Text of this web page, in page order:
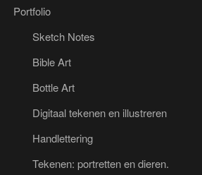
Portfolio
Sketch Notes
Bible Art
Bottle Art
Digitaal tekenen en illustreren
Handlettering
Tekenen: portretten en dieren.